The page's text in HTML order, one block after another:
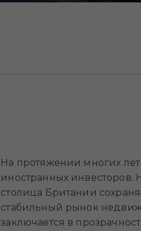
На протяжении многих
иностранных
столица Британии
стабильный рынок
заключается в